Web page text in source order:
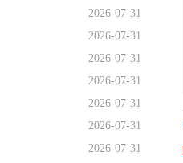
2026-07-31
2026-07-31
2026-07-31
2026-07-31
2026-07-31
2026-07-31
2026-07-31